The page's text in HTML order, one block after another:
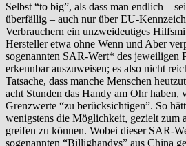
Selbst “to big”, als dass man endlich –
überfällig – auch nur über EU-
Verbrauchern ein unzweideutiges
Hersteller etwa ohne Wenn und Aber
sogenannten SAR-Wert* des jeweiligen
erkennbar auszuweisen; es also nicht
Tatsache, dass manche Menschen
acht Stunden das Handy am Ohr haben,
Grenzwerte “zu berücksichtigen”. So
wenigstens die Möglichkeit, gezielt zum
greifen zu können. Wobei dieser SAR-
sogenannten “Billighandys” aus China